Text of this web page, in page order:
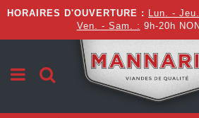
HORAIRES D'OUVERTURE : Lun. - Jeu.
Ven. - Sam. : 9h-20h